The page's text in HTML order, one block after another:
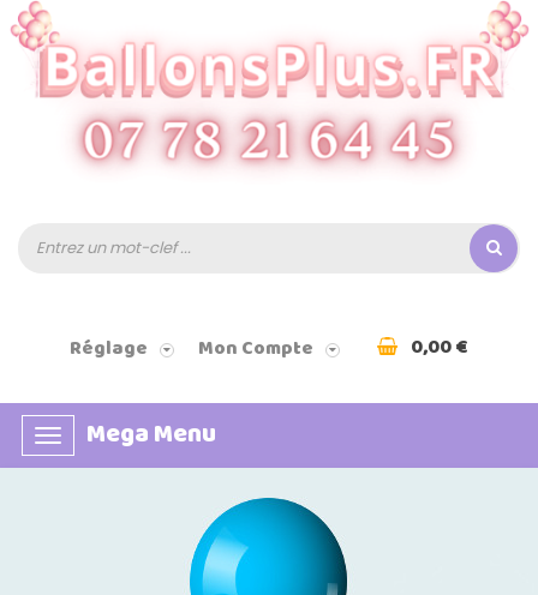
Réglage Mon Compte 0,00 €
Basculer
la
Mega Menu